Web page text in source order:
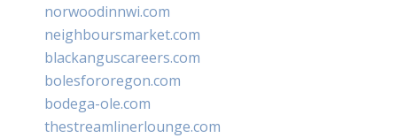
norwoodinnwi.com
neighboursmarket.com
blackanguscareers.com
bolesfororegon.com
bodega-ole.com
thestreamlinerlounge.com